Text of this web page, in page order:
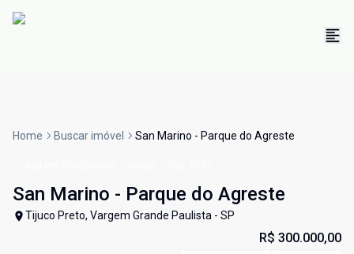
Home Buscar imóvel San Marino - Parque do Agreste
San Marino - Parque do Agreste
Tijuco Preto, Vargem Grande Paulista - SP
R$ 300.000,00